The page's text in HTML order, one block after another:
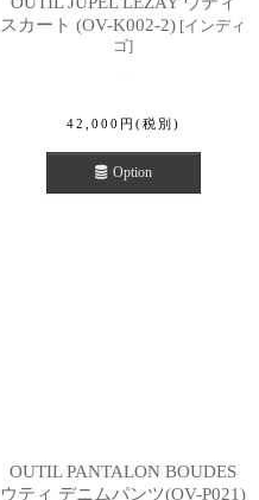
スカート (OV-K002-2) [インディ
ゴ]
42,000 円 (税別)
Option
OUTIL PANTALON BOUDES
ウティ デニムパンツ(OV-P021)